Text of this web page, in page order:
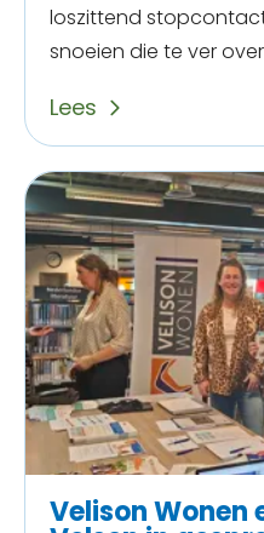
loszittend
snoeien die te ver
Lees
Velison Wonen